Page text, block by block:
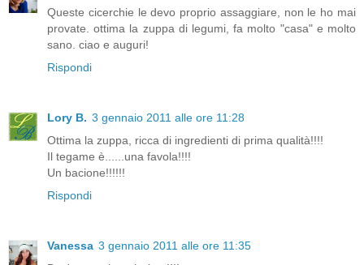
Queste cicerchie le devo proprio assaggiare, non le ho mai
provate. ottima la zuppa di legumi, fa molto "casa" e molto
sano. ciao e auguri!
Rispondi
Lory B. 3 gennaio 2011 alle ore 11:28
Ottima la zuppa, ricca di ingredienti di prima qualità!!!!
Il tegame è......una favola!!!!
Un bacione!!!!!!
Rispondi
Vanessa 3 gennaio 2011 alle ore 11:35